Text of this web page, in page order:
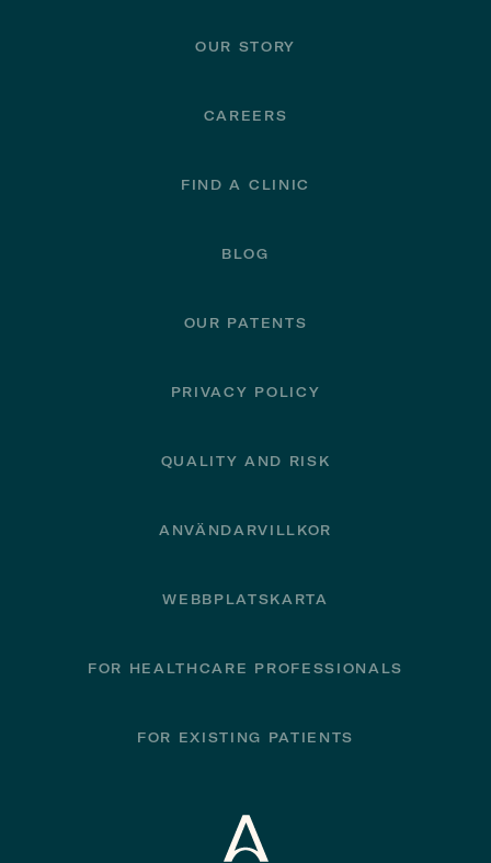
OUR STORY
CAREERS
FIND A CLINIC
BLOG
OUR PATENTS
PRIVACY POLICY
QUALITY AND RISK
ANVÄNDARVILLKOR
WEBBPLATSKARTA
FOR HEALTHCARE PROFESSIONALS
FOR EXISTING PATIENTS